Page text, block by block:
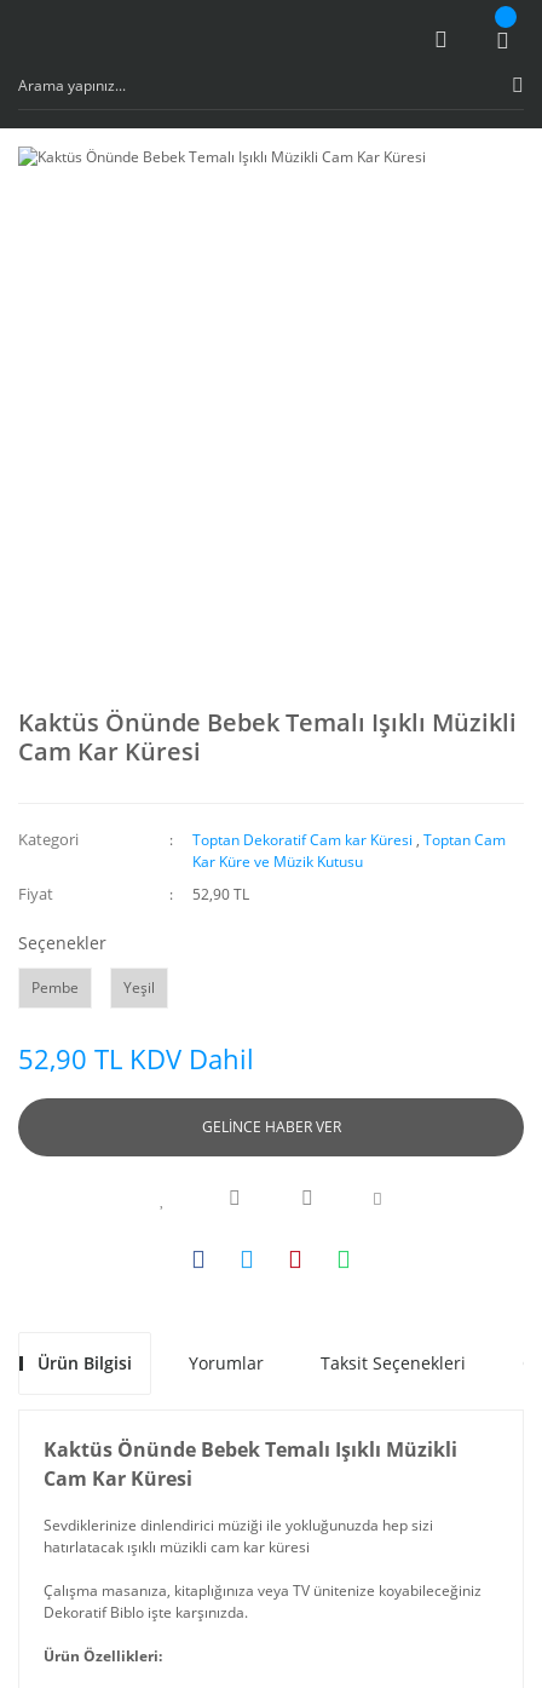
Kaktüs Önünde Bebek Temalı Işıklı Müzikli
Cam Kar Küresi
Kategori Toptan Dekoratif Cam kar Küresi ,Toptan Cam
Kar Küre ve Müzik Kutusu
Fiyat 52,90 TL
Seçenekler
Pembe Yeşil
52,90 TL KDV Dahil
GELİNCE HABER VER
Ürün Bilgisi Yorumlar Taksit Seçenekleri
Kaktüs Önünde Bebek Temalı Işıklı Müzikli
Cam Kar Küresi
Sevdiklerinize dinlendirici müziği ile yokluğunuzda hep sizi
hatırlatacak ışıklı müzikli cam kar küresi
Çalışma masanıza, kitaplığınıza veya TV ünitenize koyabileceğiniz
Dekoratif Biblo işte karşınızda.
Ürün Özellikleri: